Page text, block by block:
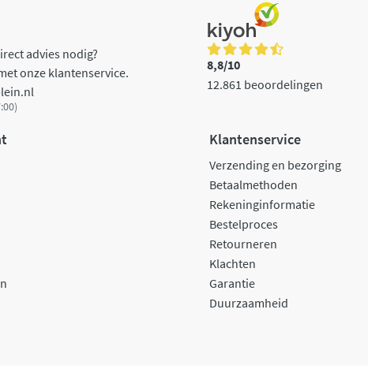
advies nodig?
onze klantenservice.
8,8/10
12.861 beoordelingen
Klantenservice
Verzending en bezorging
Betaalmethoden
Rekeninginformatie
Bestelproces
Retourneren
Klachten
Garantie
Duurzaamheid